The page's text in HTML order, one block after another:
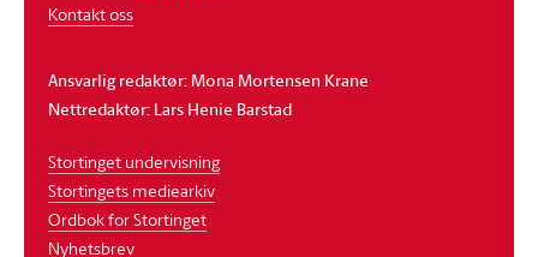
Kontakt oss
Ansvarlig redaktør: Mona Mortensen Krane
Nettredaktør: Lars Henie Barstad
Stortinget undervisning
Stortingets mediearkiv
Ordbok for Stortinget
Nyhetsbrev